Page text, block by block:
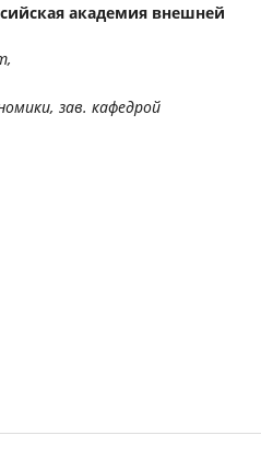
академия внешней
зав. кафедрой